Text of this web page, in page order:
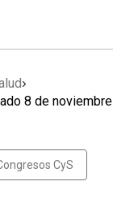
8 de noviembre
CyS